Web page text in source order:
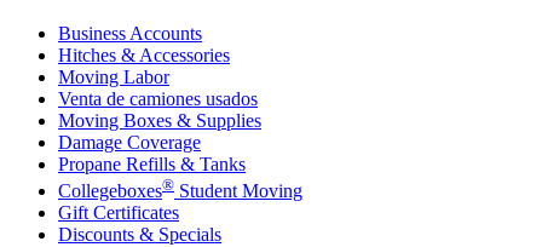
Business Accounts
Hitches & Accessories
Moving Labor
Venta de camiones usados
Moving Boxes & Supplies
Damage Coverage
Propane Refills & Tanks
Collegeboxes® Student Moving
Gift Certificates
Discounts & Specials